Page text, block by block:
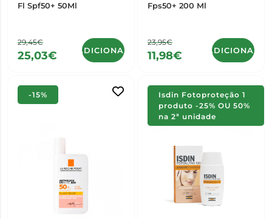
Fl Spf50+ 50Ml
29,45€
25,03€ ADICIONAR
Fps50+ 200 Ml
23,95€
11,98€ ADICIONAR
-15%
Isdin Fotoproteção 1
produto -25% OU 50%
na 2ª unidade